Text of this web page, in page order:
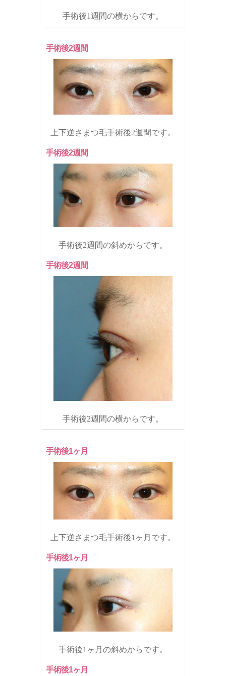
手術後1週間の横からです。
手術後2週間
上下逆さまつ毛手術後2週間です。
手術後2週間
手術後2週間の斜めからです。
手術後2週間
手術後2週間の横からです。
手術後1ヶ月
上下逆さまつ毛手術後1ヶ月です。
手術後1ヶ月
手術後1ヶ月の斜めからです。
手術後1ヶ月